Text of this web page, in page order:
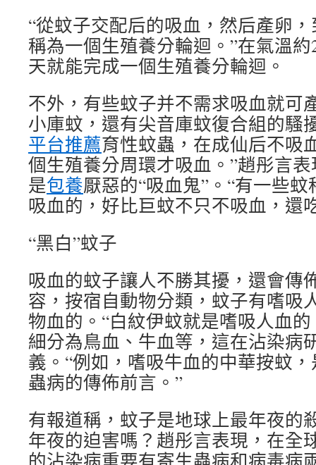
“從蚊子交配后的吸血，然后產卵
稱為一個生殖養分輪迴。”在氣溫
天就能完成一個生殖養分輪迴。
不外，有些蚊子并不需求吸血就可
小庫蚊，還有尖音庫蚊復合組的騷
平台推薦育性蚊蟲，在成仙后不吸
個生殖養分周環才吸血。”趙彤言
是包養厭惡的“吸血鬼”。“有一些
吸血的，好比巨蚊不只不吸血，還
“黑白”蚊子
吸血的蚊子讓人不勝其擾，還會傳
容，按宿自動物分類，蚊子有嗜吸
物血的。“白紋伊蚊就是嗜吸人血
細分為鳥血、牛血等，這在沾染病
義。“例如，嗜吸牛血的中華按蚊
蟲病的傳佈前言。”
有報道稱，蚊子是地球上最年夜的
年夜的迫害嗎？趙彤言表現，在全
的沾染病重要有寄生蟲病和病毒